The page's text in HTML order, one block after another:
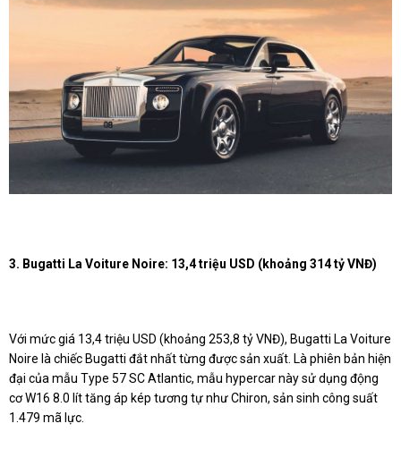
3. Bugatti La Voiture Noire: 13,4 triệu USD (khoảng 314 tỷ VNĐ)
Với mức giá 13,4 triệu USD (khoảng 253,8 tỷ VNĐ), Bugatti La Voiture
Noire là chiếc Bugatti đắt nhất từng được sản xuất. Là phiên bản hiện
đại của mẫu Type 57 SC Atlantic, mẫu hypercar này sử dụng động
cơ W16 8.0 lít tăng áp kép tương tự như Chiron, sản sinh công suất
1.479 mã lực.